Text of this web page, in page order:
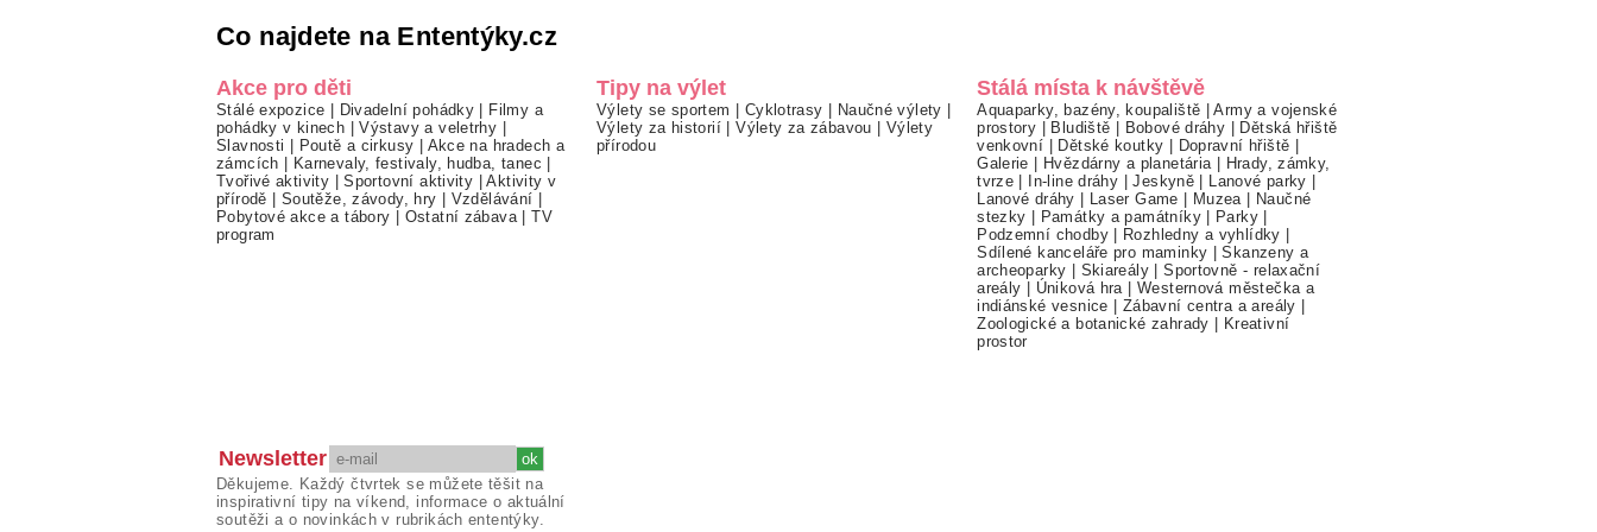
Co najdete na Ententýky.cz
Akce pro děti
Stálé expozice | Divadelní pohádky | Filmy a
pohádky v kinech |Výstavy a veletrhy |
Slavnosti | Poutě a cirkusy | Akce na hradech a
zámcích | Karnevaly, festivaly, hudba, tanec |
Tvořivé aktivity |Sportovní aktivity |Aktivity v
přírodě | Soutěže, závody, hry | Vzdělávání |
Pobytové akce a tábory | Ostatní zábava |TV
program
Tipy na výlet
Výlety se sportem | Cyklotrasy | Naučné výlety |
Výlety za historií |Výlety za zábavou | Výlety
přírodou
Stálá místa k návštěvě
Aquaparky, bazény, koupaliště |Army a vojenské
prostory | Bludiště | Bobové dráhy | Dětská hřiště
venkovní | Dětské koutky | Dopravní hřiště |
Galerie | Hvězdárny a planetária | Hrady, zámky,
tvrze | In-line dráhy |Jeskyně | Lanové parky |
Lanové dráhy | Laser Game | Muzea | Naučné
stezky | Památky a památníky| Parky |
Podzemní chodby| Rozhledny a vyhlídky |
Sdílené kanceláře pro maminky |Skanzeny a
archeoparky | Skiareály |Sportovně - relaxační
areály | Úniková hra |Westernová městečka a
indiánské vesnice | Zábavní centra a areály |
Zoologické a botanické zahrady | Kreativní
prostor
Newsletter
Děkujeme. Každý čtvrtek se můžete těšit na
inspirativní tipy na víkend, informace o aktuální
soutěži a o novinkách v rubrikách ententýky.